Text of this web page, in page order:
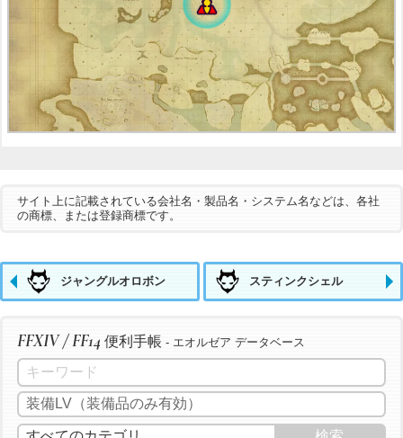
サイト上に記載されている会社名・製品名・システム名などは、各社
の商標、または登録商標です。
ジャングルオロボン スティンクシェル
FFXIV / FF14 便利手帳 - エオルゼア データベース